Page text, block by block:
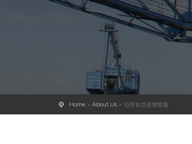
Home About Us 안전보건경영방침